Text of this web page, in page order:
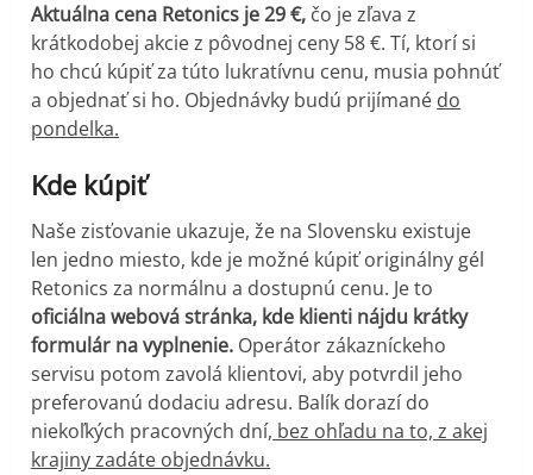
Aktuálna cena Retonics je 29 €, čo je zľava z
krátkodobej akcie z pôvodnej ceny 58 €. Tí, ktorí si
ho chcú kúpiť za túto lukratívnu cenu, musia pohnúť
a objednať si ho. Objednávky budú prijímané do
pondelka.
Kde kúpiť
Naše zisťovanie ukazuje, že na Slovensku existuje
len jedno miesto, kde je možné kúpiť originálny gél
Retonics za normálnu a dostupnú cenu. Je to
oficiálna webová stránka, kde klienti nájdu krátky
formulár na vyplnenie. Operátor zákazníckeho
servisu potom zavolá klientovi, aby potvrdil jeho
preferovanú dodaciu adresu. Balík dorazí do
niekoľkých pracovných dní, bez ohľadu na to, z akej
krajiny zadáte objednávku.